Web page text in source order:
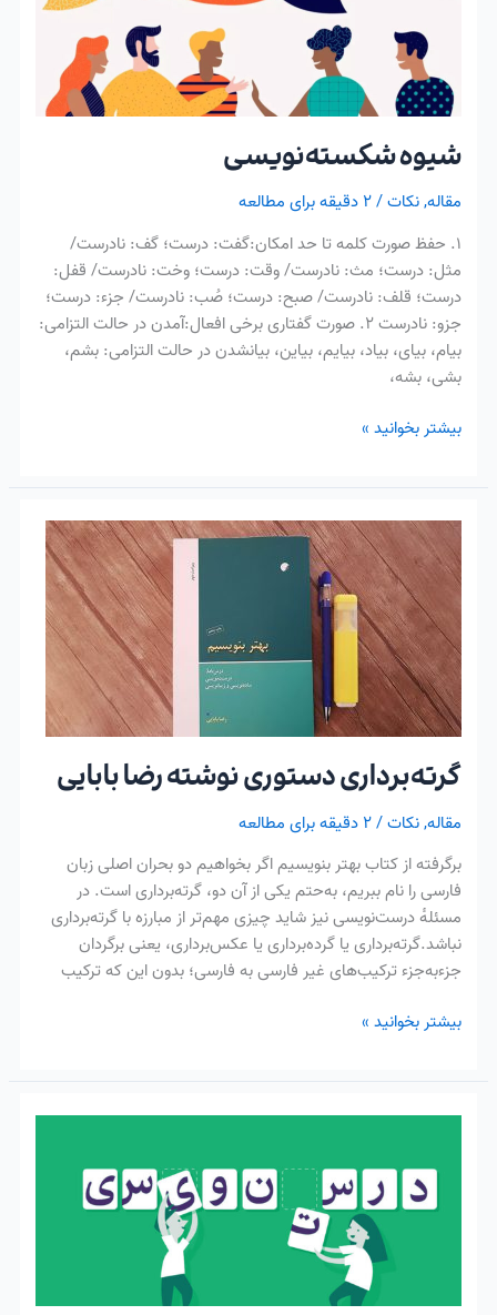
شیوه‌ شکسته‌نویسی
مقاله,نکات/۲ دقیقه برای مطالعه
۱. حفظ صورت کلمه تا حد امکان:گفت: درست؛ گف: نادرست/
مثل: درست؛ مث: نادرست/ وقت: درست؛ وخت: نادرست/ قفل:
درست؛ قلف: نادرست/ صبح: درست؛ صُب: نادرست/ جزء: درست؛
جزو: نادرست ۲. صورت گفتاری برخی افعال:آمدن در حالت التزامی:
بیام، بیای، بیاد، بیایم، بیاین، بیانشدن در حالت التزامی: بشم،
بشی، بشه،
بیشتر بخوانید »
گرته‌برداری دستوری نوشته رضا بابایی
مقاله,نکات/۲ دقیقه برای مطالعه
برگرفته از کتاب بهتر بنویسیم اگر بخواهیم دو بحران اصلی زبان
فارسی را نام ببریم، به‌حتم یکی از آن دو، گرته‌برداری است. در
مسئله‌ٔ درست‌نویسی نیز شاید چیزی مهم‌تر از مبارزه با گرته‌برداری
نباشد.گرته‌برداری یا گرده‌برداری یا عکس‌برداری، یعنی برگردان
جزءبه‌جزء ترکیب‌های غیر فارسی به فارسی؛ بدون این که ترکیب
گرته‌برداری
دستوری
نوشته
رضا
بابایی
بیشتر بخوانید »
نوشته
احمد